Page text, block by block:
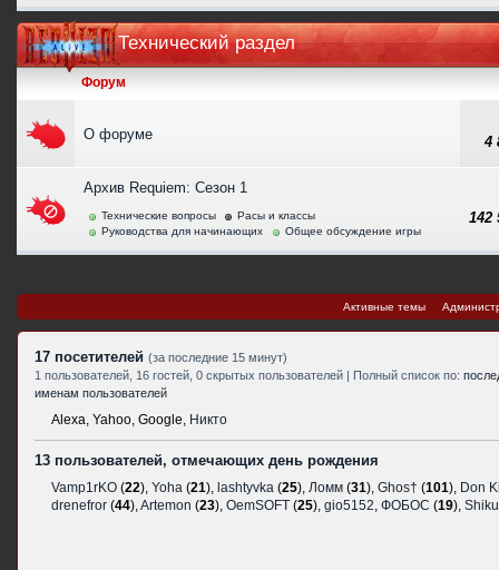
Технический раздел
Форум
О форуме 4
Архив Requiem: Сезон 1
Технические вопросы
Расы и классы
Руководства для начинающих
Общее обсуждение игры
Активные темы
17 посетителей (за последние 15 минут)
1 пользователей, 16 гостей, 0 скрытых пользователей | Полный список по:
именам пользователей
Alexa, Yahoo, Google, Никто
13 пользователей, отмечающих день рождения
Vamp1rKO (22), Yoha (21), lashtyvka (25), Ломм (31), Ghos† (101), Don
drenefror (44),Artemon (23), OemSOFT (25), gio5152, ФОБОС (19),